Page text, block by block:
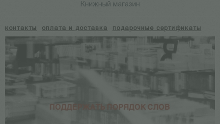
Книжный магазин
контакты оплата и доставка подарочные сертификаты